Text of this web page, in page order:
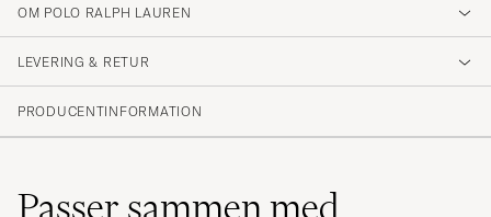
4.5
(56)
(2)
OM POLO RALPH LAUREN
LEVERING & RETUR
PRODUCENTINFORMATION
Passer sammen med